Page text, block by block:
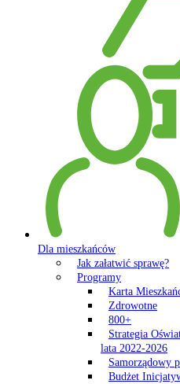
Dla mieszkańców
Jak załatwić sprawę?
Programy
Karta
Zdrowotne
800+
Strategia
lata 2022-2026
Samorządowy
Budżet